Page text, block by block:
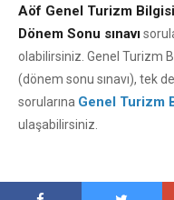
Aöf Genel Turizm
Dönem Sonu sınavı
olabilirsiniz. Genel Turizm
(dönem sonu sınavı), tek
sorularına Genel Turizm
ulaşabilirsiniz.